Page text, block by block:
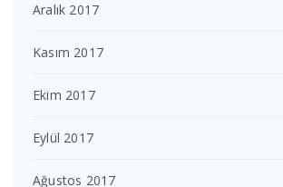
Aralık 2017
Kasım 2017
Ekim 2017
Eylül 2017
Ağustos 2017